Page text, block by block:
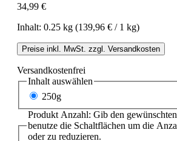
34,99 €
Inhalt: 0.25 kg (139,96 € / 1 kg)
Preise inkl. MwSt. zzgl. Versandkosten
Versandkostenfrei
Inhalt auswählen
250g
Produkt Anzahl: Gib den
benutze die Schaltflächen um die
oder zu reduzieren.